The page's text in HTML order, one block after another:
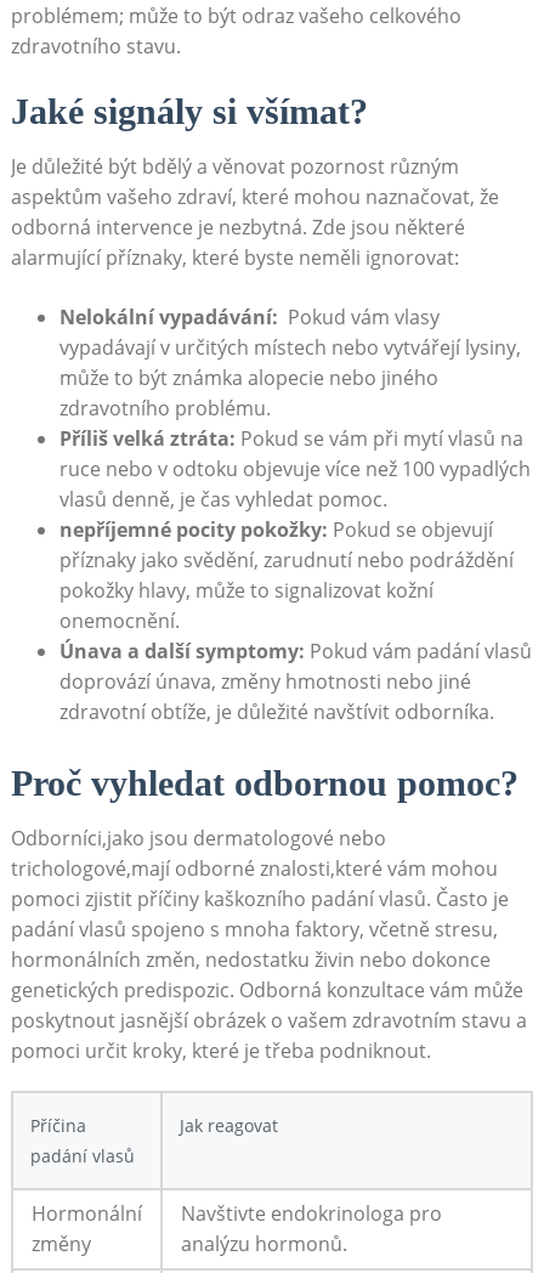
problémem; může to být odraz vašeho celkového
zdravotního stavu.
Jaké signály si všímat?
Je důležité ​být bdělý a věnovat pozornost různým
aspektům vašeho zdraví, které mohou naznačovat, že
odborná intervence ⁣je nezbytná. Zde jsou některé
alarmující příznaky, ⁣které​ byste neměli ignorovat:
Nelokální vypadávání: ​ Pokud vám vlasy
vypadávají v určitých místech nebo vytvářejí lysiny,‍
může to být známka alopecie nebo⁢ jiného
zdravotního problému.
Příliš velká ztráta: Pokud se ‍vám při mytí vlasů na
⁤ruce nebo v odtoku objevuje více než 100 vypadlých
vlasů denně, je čas⁤ vyhledat pomoc.
nepříjemné pocity pokožky: Pokud se objevují
příznaky jako‌ svědění, zarudnutí nebo ⁤podráždění
pokožky hlavy, může to signalizovat kožní
onemocnění.
Únava a další symptomy: Pokud vám padání vlasů
doprovází únava, změny ​hmotnosti nebo jiné
zdravotní obtíže, je důležité ‌navštívit odborníka.
Proč vyhledat odbornou pomoc?
Odborníci,jako jsou dermatologové nebo
trichologové,mají ⁤odborné znalosti,které ​vám mohou
‍pomoci zjistit příčiny kaškozního padání vlasů. Často je
padání vlasů spojeno s mnoha faktory, včetně stresu,
hormonálních změn, nedostatku živin nebo ⁤dokonce
genetických⁣ predispozic. Odborná konzultace⁤ vám může
poskytnout jasnější obrázek o vašem zdravotním stavu a‍
pomoci určit kroky, které je třeba ‍podniknout.
Příčina
padání vlasů
Jak reagovat
Hormonální
změny
Navštivte endokrinologa pro
analýzu hormonů.